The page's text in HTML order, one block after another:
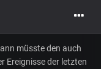
müsste den auch
Ereignisse der letzten